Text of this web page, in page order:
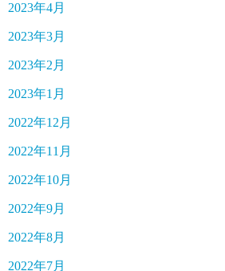
2023年4月
2023年3月
2023年2月
2023年1月
2022年12月
2022年11月
2022年10月
2022年9月
2022年8月
2022年7月